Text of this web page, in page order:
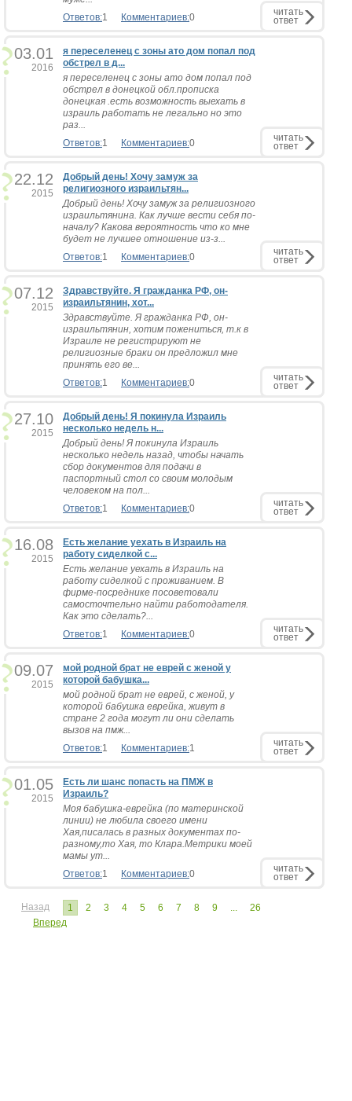
Ответов:1 Комментариев:0 читать
ответ
03.01
2016
я переселенец с зоны ато дом попал под
обстрел в д...
я переселенец с зоны ато дом попал под
обстрел в донецкой обл.прописка
донецкая .есть возможность выехать в
израиль работать не легально но это
раз...
Ответов:1 Комментариев:0 читать
ответ
22.12
2015
Добрый день! Хочу замуж за
религиозного израильтян...
Добрый день! Хочу замуж за религиозного
израильтянина. Как лучше вести себя по-
началу? Какова вероятность что ко мне
будет не лучшее отношение из-з...
Ответов:1 Комментариев:0 читать
ответ
07.12
2015
Здравствуйте. Я гражданка РФ, он-
израильтянин, хот...
Здравствуйте. Я гражданка РФ, он-
израильтянин, хотим пожениться, т.к в
Израиле не регистрируют не
религиозные браки он предложил мне
принять его ве...
Ответов:1 Комментариев:0 читать
ответ
27.10
2015
Добрый день! Я покинула Израиль
несколько недель н...
Добрый день! Я покинула Израиль
несколько недель назад, чтобы начать
сбор документов для подачи в
паспортный стол со своим молодым
человеком на пол...
Ответов:1 Комментариев:0 читать
ответ
16.08
2015
Есть желание уехать в Израиль на
работу сиделкой с...
Есть желание уехать в Израиль на
работу сиделкой с проживанием. В
фирме-посреднике посоветовали
самосточтельно найти работодателя.
Как это сделать?...
Ответов:1 Комментариев:0 читать
ответ
09.07
2015
мой родной брат не еврей с женой у
которой бабушка...
мой родной брат не еврей, с женой, у
которой бабушка еврейка, живут в
стране 2 года могут ли они сделать
вызов на пмж...
Ответов:1 Комментариев:1 читать
ответ
01.05
2015
Есть ли шанс попасть на ПМЖ в
Израиль?
Моя бабушка-еврейка (по материнской
линии) не любила своего имени
Хая,писалась в разных документах по-
разному,то Хая, то Клара.Метрики моей
мамы ут...
Ответов:1 Комментариев:0 читать
ответ
Назад 1 2 3 4 5 6 7 8 9 ...
26
Вперед